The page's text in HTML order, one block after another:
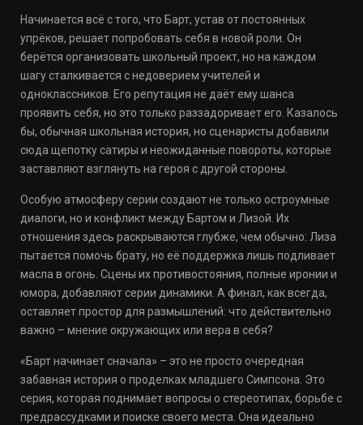
Начинается всё с того, что Барт, устав от постоянных
упрёков, решает попробовать себя в новой роли. Он
берётся организовать школьный проект, но на каждом
шагу сталкивается с недоверием учителей и
одноклассников. Его репутация не даёт ему шанса
проявить себя, но это только раззадоривает его. Казалось
бы, обычная школьная история, но сценаристы добавили
сюда щепотку сатиры и неожиданные повороты, которые
заставляют взглянуть на героя с другой стороны.
Особую атмосферу серии создают не только остроумные
диалоги, но и конфликт между Бартом и Лизой. Их
отношения здесь раскрываются глубже, чем обычно: Лиза
пытается помочь брату, но её поддержка лишь подливает
масла в огонь. Сцены их противостояния, полные иронии и
юмора, добавляют серии динамики. А финал, как всегда,
оставляет простор для размышлений: что действительно
важно – мнение окружающих или вера в себя?
«Барт начинает сначала» – это не просто очередная
забавная история о проделках младшего Симпсона. Это
серия, которая поднимает вопросы о стереотипах, борьбе с
предрассудками и поиске своего места. Она идеально